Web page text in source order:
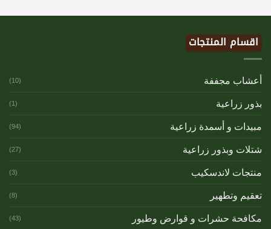
اقسام المنتجات
أعشاب مجففة (10)
بذور زراعية (1)
مبيدات و أسمدة زراعية (94)
شتلات وبذور زراعية (27)
منتجات لاندسكيب (3)
تعقيم وتطهير (8)
مكافحة حشرات و قوارض وطيور (43)